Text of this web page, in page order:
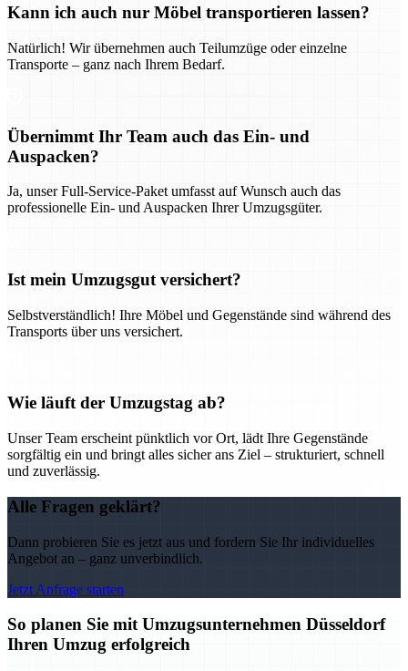
Kann ich auch nur Möbel transportieren lassen?
Natürlich! Wir übernehmen auch Teilumzüge oder einzelne
Transporte – ganz nach Ihrem Bedarf.
Übernimmt Ihr Team auch das Ein- und
Auspacken?
Ja, unser Full-Service-Paket umfasst auf Wunsch auch das
professionelle Ein- und Auspacken Ihrer Umzugsgüter.
Ist mein Umzugsgut versichert?
Selbstverständlich! Ihre Möbel und Gegenstände sind während des
Transports über uns versichert.
Wie läuft der Umzugstag ab?
Unser Team erscheint pünktlich vor Ort, lädt Ihre Gegenstände
sorgfältig ein und bringt alles sicher ans Ziel – strukturiert, schnell
und zuverlässig.
Alle Fragen geklärt?
Dann probieren Sie es jetzt aus und fordern Sie Ihr individuelles
Angebot an – ganz unverbindlich.
Jetzt Anfrage starten
So planen Sie mit Umzugsunternehmen Düsseldorf
Ihren Umzug erfolgreich